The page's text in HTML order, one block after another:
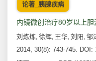
论著_胰腺疾病
内镜微创治疗80岁以上
刘炼炼, 徐辉, 王华, 刘阳 , 邹
2014, 30(8): 743-745. DOI: